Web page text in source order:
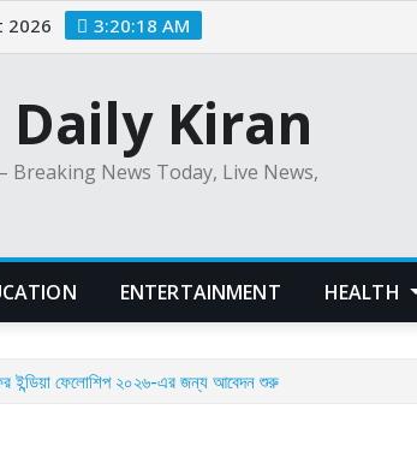
2026 3:20:19 AM
Daily Kiran
Breaking News Today, Live News,
ENTERTAINMENT HEALTH
ইন্ডিয়া ফেলোশিপ ২০২৬-এর জন্য আবেদন শুরু